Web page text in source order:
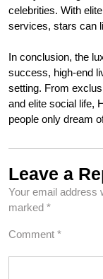
celebrities. With
services, stars can
In conclusion, the
success, high-end
setting. From
and elite social life,
people only dream
Leave a
Your email address
marked *
Comment *